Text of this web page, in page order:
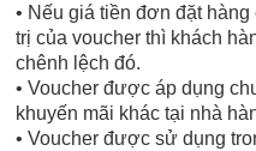
• Nếu giá tiền đơn đặt
trị của voucher thì khách
chênh lệch đó.
• Voucher được áp dụng
khuyến mãi khác tại nhà
• Voucher được sử dụng